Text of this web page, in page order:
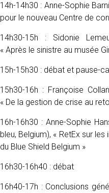
14h-14h30 : Anne-Sophie
pour le nouveau Centre de
14h30-15h : Sidonie
« Après le sinistre au musée
15h-15h30 : débat et pause-
15h30-16h : Françoise
« De la gestion de crise au
16h-16h30 : Anne-Sophie
bleu, Belgium), « RetEx sur
du Blue Shield Belgium »
16h30-16h40 : débat
16h40-17h : Conclusions